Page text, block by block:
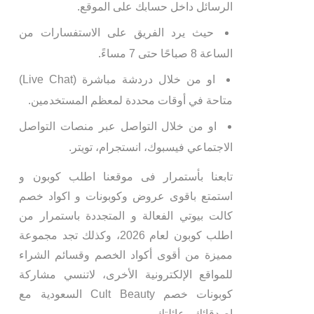
الرسائل داخل حسابك على الموقع.
حيث يرد الفريق على الاستفسارات من
الساعة 8 صباحًا حتى 7 مساءً.
او من خلال دردشة مباشرة (Live Chat)
متاحة في أوقات محددة لمعظم المستخدمين.
او من خلال التواصل عبر منصات التواصل
الاجتماعي فيسبوك، انستجرام، تويتر.
تابعنا بأستمرار فى موقعنا اطلب كوبون و
استمتع باقوى عروض وكوبونات و اكواد خصم
كالت بيوتي الفعالة و المتجددة باستمرار من
اطلب كوبون لعام 2026، وكذلك تجد مجموعة
مميزة من أقوى أكواد الخصم وقسائم الشراء
للمواقع الإلكترونية الأخرى، لاتنسي مشاركة
كوبونات خصم Cult Beauty السعودية مع